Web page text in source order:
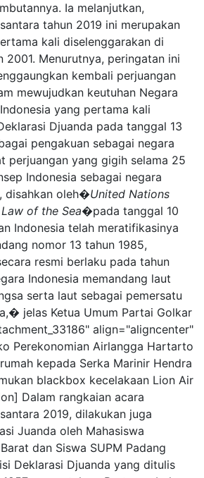
Ia melanjutkan,
tahun 2019 ini merupakan
kali diselenggarakan di
2001. Menurutnya, peringatan ini
kembali perjuangan
mewujudkan keutuhan Negara
yang pertama kali
Djuanda pada tanggal 13
pengakuan sebagai negara
perjuangan yang gigih selama 25
Indonesia sebagai negara
disahkan oleh�United Nations
of the Sea�pada tanggal 10
Indonesia telah meratifikasinya
nomor 13 tahun 1985,
resmi berlaku pada tahun
Indonesia memandang laut
serta laut sebagai pemersatu
jelas Ketua Umum Partai Golkar
align="aligncenter"
Perekonomian Airlangga Hartarto
kepada Serka Marinir Hendra
blackbox kecelakaan Lion Air
Dalam rangkaian acara
2019, dilakukan juga
Juanda oleh Mahasiswa
dan Siswa SUPM Padang
Deklarasi Djuanda yang ditulis